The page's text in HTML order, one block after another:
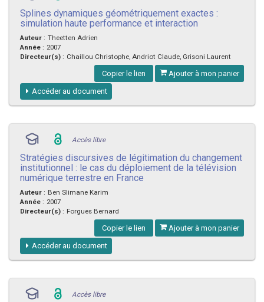
Splines dynamiques géométriquement exactes :
simulation haute performance et interaction
Auteur : Theetten Adrien
Année : 2007
Directeur(s) : Chaillou Christophe, Andriot Claude, Grisoni Laurent
Copier le lien Ajouter à mon panier
Accéder au document
Accès libre
Stratégies discursives de légitimation du changement
institutionnel : le cas du déploiement de la télévision
numérique terrestre en France
Auteur : Ben Slimane Karim
Année : 2007
Directeur(s) : Forgues Bernard
Copier le lien Ajouter à mon panier
Accéder au document
Accès libre